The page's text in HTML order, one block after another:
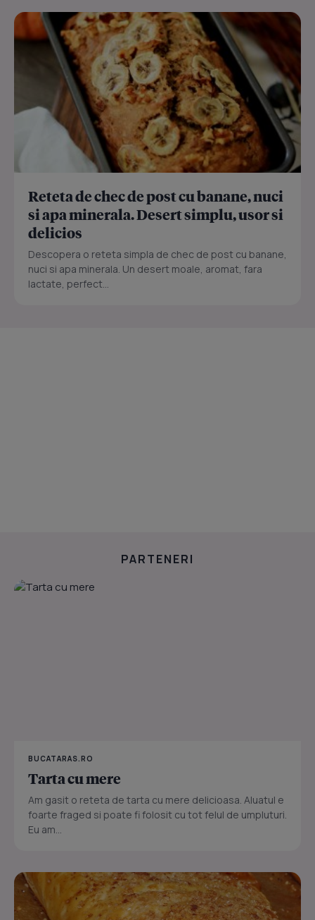
Reteta de chec de post cu banane, nuci
si apa minerala. Desert simplu, usor si
delicios
Descopera o reteta simpla de chec de post cu banane,
nuci si apa minerala. Un desert moale, aromat, fara
lactate, perfect...
PARTENERI
BUCATARAS.RO
Tarta cu mere
Am gasit o reteta de tarta cu mere delicioasa. Aluatul e
foarte fraged si poate fi folosit cu tot felul de umpluturi.
Eu am...